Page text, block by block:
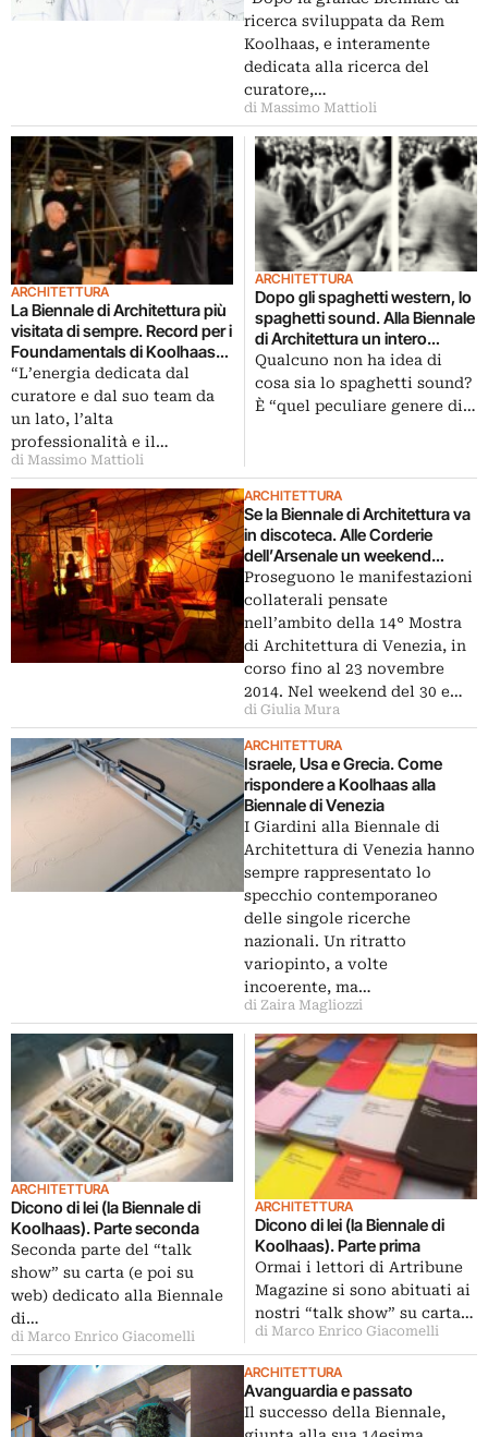
ricerca sviluppata da Rem
Koolhaas, e interamente
dedicata alla ricerca del
curatore,…
di Massimo Mattioli
ARCHITETTURA
La Biennale di Architettura più
visitata di sempre. Record per i
Foundamentals di Koolhaas
che fanno 240mila visitatori.
Ecco tutti i numeri
“L’energia dedicata dal
curatore e dal suo team da
un lato, l’alta
professionalità e il…
di Massimo Mattioli
ARCHITETTURA
Dopo gli spaghetti western, lo
spaghetti sound. Alla Biennale
di Architettura un intero
weekend dedicato a un
genere tutto italiano. Da Ennio
Morricone a Franco Battiato
Qualcuno non ha idea di
cosa sia lo spaghetti sound?
È “quel peculiare genere di…
ARCHITETTURA
Se la Biennale di Architettura va
in discoteca. Alle Corderie
dell’Arsenale un weekend
dedicato al clubbing, con Zero
che presenta notteitaliana.eu
Proseguono le manifestazioni
collaterali pensate
nell’ambito della 14° Mostra
di Architettura di Venezia, in
corso fino al 23 novembre
2014. Nel weekend del 30 e…
di Giulia Mura
ARCHITETTURA
Israele, Usa e Grecia. Come
rispondere a Koolhaas alla
Biennale di Venezia
I Giardini alla Biennale di
Architettura di Venezia hanno
sempre rappresentato lo
specchio contemporaneo
delle singole ricerche
nazionali. Un ritratto
variopinto, a volte
incoerente, ma…
di Zaira Magliozzi
ARCHITETTURA
Dicono di lei (la Biennale di
Koolhaas). Parte seconda
Seconda parte del “talk
show” su carta (e poi su
web) dedicato alla Biennale
di…
di Marco Enrico Giacomelli
ARCHITETTURA
Dicono di lei (la Biennale di
Koolhaas). Parte prima
Ormai i lettori di Artribune
Magazine si sono abituati ai
nostri “talk show” su carta…
di Marco Enrico Giacomelli
ARCHITETTURA
Avanguardia e passato
Il successo della Biennale,